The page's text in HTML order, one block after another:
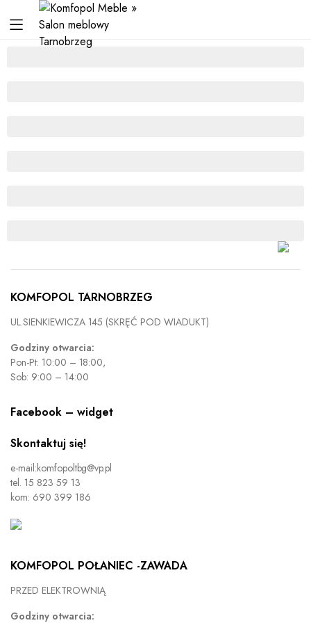
KOMFOPOL TARNOBRZEG
UL.SIENKIEWICZA 145 (SKRĘĆ POD WIADUKT)
Godziny otwarcia:
Pon-Pt: 10:00 – 18:00,
Sob: 9:00 – 14:00
Facebook – widget
Skontaktuj się!
e-mail:komfopoltbg@vp.pl
tel. 15 823 59 13
kom: 690 399 186
KOMFOPOL POŁANIEC -ZAWADA
PRZED ELEKTROWNIĄ
Godziny otwarcia: